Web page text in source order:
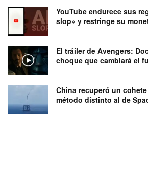
YouTube endurece sus
slop» y restringe su
El tráiler de Avengers:
choque que cambiará el
China recuperó un
método distinto al de